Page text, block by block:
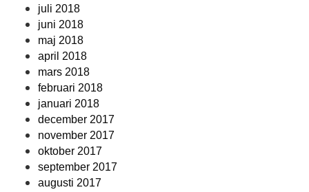
juli 2018
juni 2018
maj 2018
april 2018
mars 2018
februari 2018
januari 2018
december 2017
november 2017
oktober 2017
september 2017
augusti 2017